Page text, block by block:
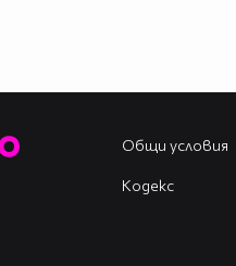
Общи условия
Кодекс